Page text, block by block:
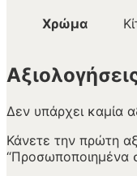
Χρώμα
Δεν υπάρχει καμία
Κάνετε την πρώτη
“Προσωποποιημένα